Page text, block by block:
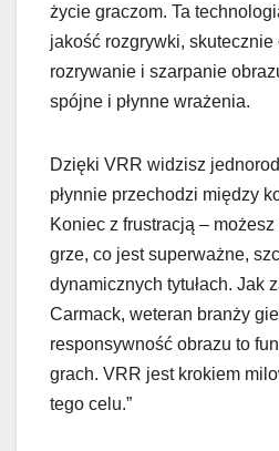
życie graczom. Ta
jakość rozgrywki,
rozrywanie i szarpanie
spójne i płynne wrażenia.
Dzięki VRR widzisz
płynnie przechodzi między
Koniec z frustracją –
grze, co jest superważne,
dynamicznych tytułach. Jak
Carmack, weteran branży
responsywność obrazu to
grach. VRR jest krokiem
tego celu.”